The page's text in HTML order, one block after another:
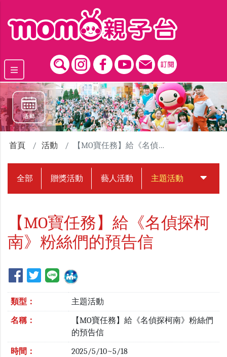
首頁 活動 【MO寶任務】給《名偵探柯南》粉絲們的預告信
全部 贈獎活動 藝人活動 主題活動 中獎名
【MO寶任務】給《名偵探柯
南》粉絲們的預告信
類型： 主題活動
名稱：
【MO寶任務】給《名偵探柯南》粉絲們
的預告信
時間： 2025/5/10~5/18